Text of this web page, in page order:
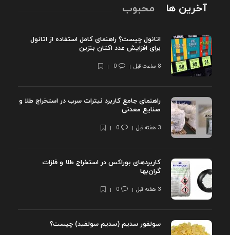
آخرین ها محبوب
اتانول چیست؟ راهنمای کامل استفاده از اتانول
برای افزایش عدد اکتان بنزین
8 ساعت قبل 0
راهنمای جامع کاربرد نیترات سرب در استخراج طلا و
صنایع معدنی
3 هفته قبل 0
کاربردهای بوراکس در استخراج طلا و فلزات
گران‌بها
3 هفته قبل 0
سولفور سدیم (سدیم سولفید) چیست؟